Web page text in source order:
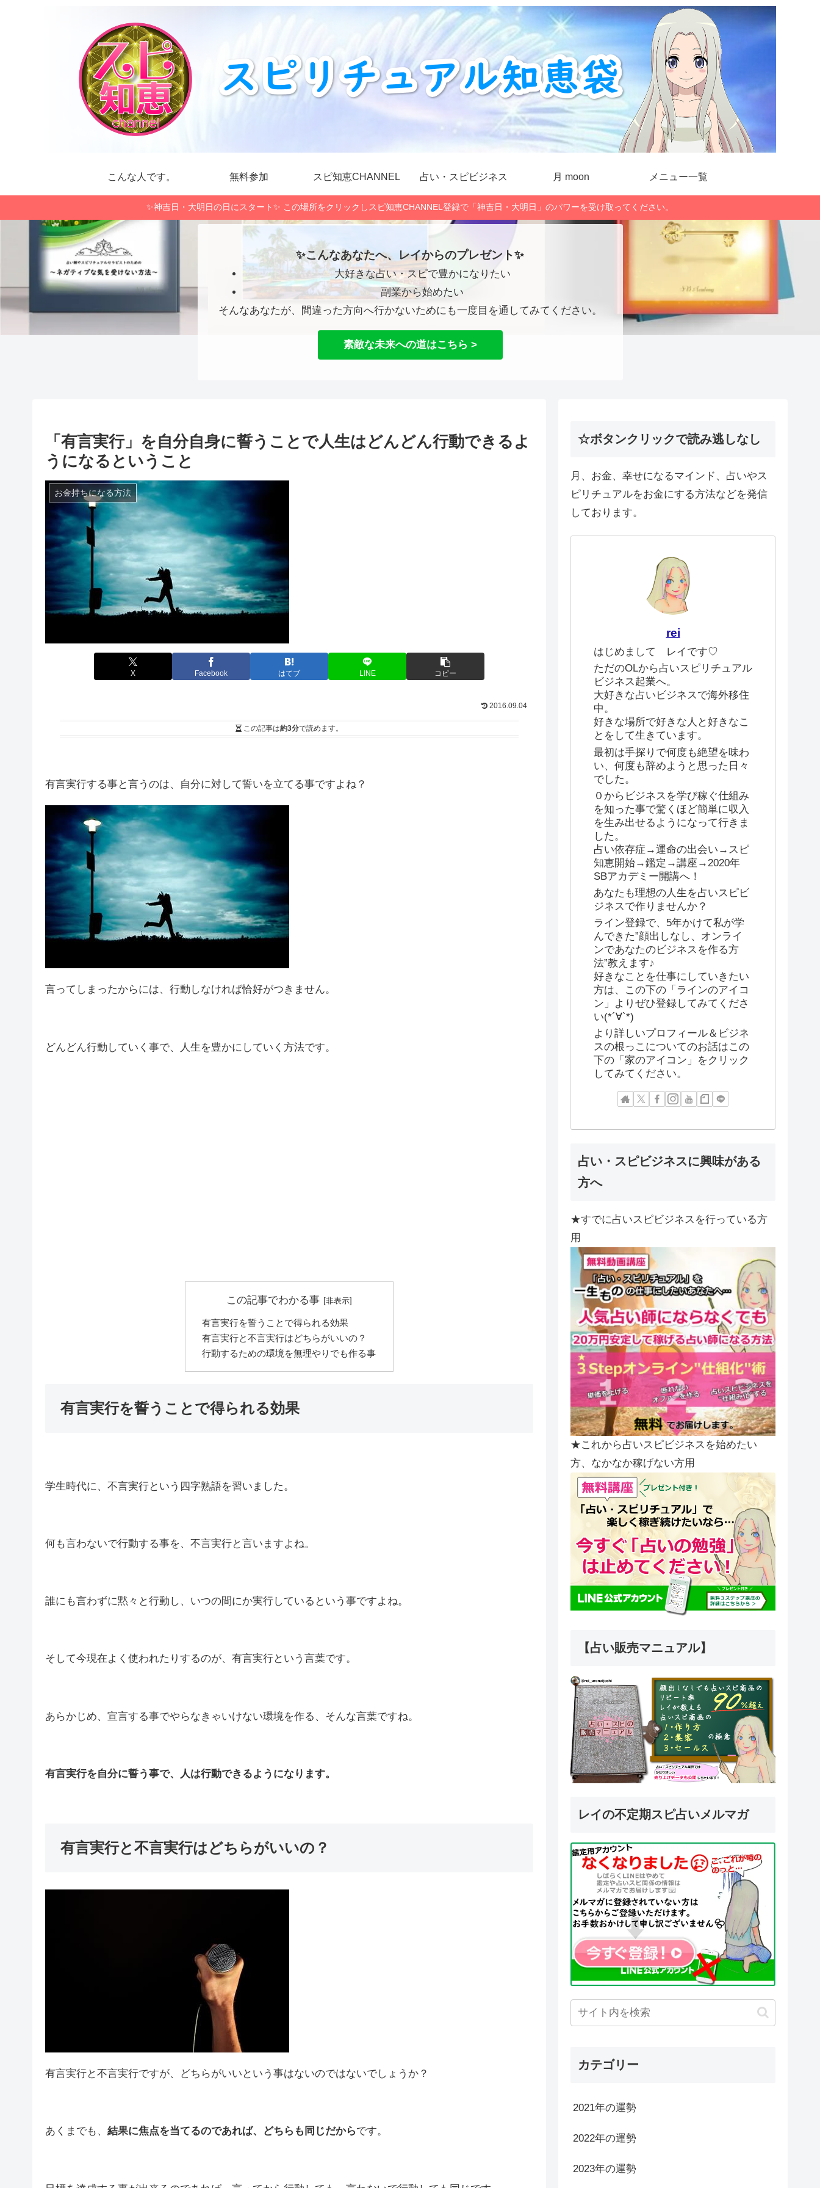
こんな人です。 無料参加 スピ知恵CHANNEL 占い・スピビジネス 月 moon メニュー一覧
✨神吉日・大明日の日にスタート✨ この場所をクリックしスピ知恵CHANNEL登録で「神吉日・大明日」のパワーを受け取ってください。
✨こんなあなたへ、レイからのプレゼント✨
大好きな占い・スピで豊かになりたい
副業から始めたい
そんなあなたが、間違った方向へ行かないためにも一度目を通してみてください。
素敵な未来への道はこちら >
「有言実行」を自分自身に誓うことで人生はどんどん行動できるよ
うになるということ
お金持ちになる方法
X Facebook はてブ LINE コピー
2016.09.04
この記事は約3分で読めます。
有言実行する事と言うのは、自分に対して誓いを立てる事ですよね？
言ってしまったからには、行動しなければ恰好がつきません。
どんどん行動していく事で、人生を豊かにしていく方法です。
この記事でわかる事
有言実行を誓うことで得られる効果
有言実行と不言実行はどちらがいいの？
行動するための環境を無理やりでも作る事
有言実行を誓うことで得られる効果
学生時代に、不言実行という四字熟語を習いました。
何も言わないで行動する事を、不言実行と言いますよね。
誰にも言わずに黙々と行動し、いつの間にか実行しているという事ですよね。
そして今現在よく使われたりするのが、有言実行という言葉です。
あらかじめ、宣言する事でやらなきゃいけない環境を作る、そんな言葉ですね。
有言実行を自分に誓う事で、人は行動できるようになります。
有言実行と不言実行はどちらがいいの？
有言実行と不言実行ですが、どちらがいいという事はないのではないでしょうか？
あくまでも、 結果に焦点を当てるのであれば、どちらも同じだからです。
☆ボタンクリックで読み逃しなし
月、お金、幸せになるマインド、占いやス
ピリチュアルをお金にする方法などを発信
しております。
rei
はじめまして レイです♡
ただのOLから占いスピリチュアル
ビジネス起業へ。
大好きな占いビジネスで海外移住
中。
好きな場所で好きな人と好きなこ
とをして生きています。
最初は手探りで何度も絶望を味わ
い、何度も辞めようと思った日々
でした。
０からビジネスを学び稼ぐ仕組み
を知った事で驚くほど簡単に収入
を生み出せるようになって行きま
した。
占い依存症→運命の出会い→スピ
知恵開始→鑑定→講座→2020年
SBアカデミー開講へ！
あなたも理想の人生を占いスピビ
ジネスで作りませんか？
ライン登録で、5年かけて私が学
んできた”顔出しなし、オンライ
ンであなたのビジネスを作る方
法”教えます♪
好きなことを仕事にしていきたい
方は、この下の「ラインのアイコ
ン」よりぜひ登録してみてくださ
い(*´∀`*)
より詳しいプロフィール＆ビジネ
スの根っこについてのお話はこの
下の「家のアイコン」をクリック
してみてください。
占い・スピビジネスに興味がある
方へ
★すでに占いスピビジネスを行っている方
用
★これから占いスピビジネスを始めたい
方、なかなか稼げない方用
【占い販売マニュアル】
レイの不定期スピ占いメルマガ
カテゴリー
2021年の運勢
2022年の運勢
2023年の運勢